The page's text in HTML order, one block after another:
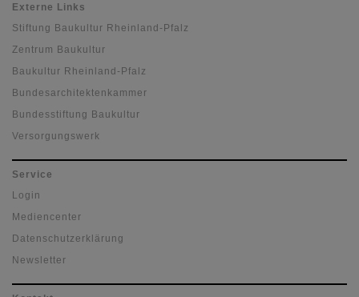
Externe Links
Stiftung Baukultur Rheinland-Pfalz
Zentrum Baukultur
Baukultur Rheinland-Pfalz
Bundesarchitektenkammer
Bundesstiftung Baukultur
Versorgungswerk
Service
Login
Mediencenter
Datenschutzerklärung
Newsletter